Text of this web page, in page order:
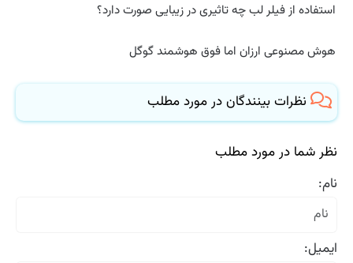
استفاده از فیلر لب چه تاثیری در زیبایی صورت دارد؟
هوش مصنوعی ارزان اما فوق هوشمند گوگل
نظرات بینندگان در مورد مطلب
نظر شما در مورد مطلب
نام:
ایمیل: